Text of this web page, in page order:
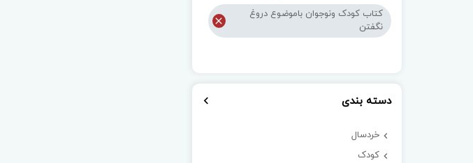
کتاب کودک ونوجوان باموضوع دروغ
نگفتن
دسته بندی
خردسال
کودک